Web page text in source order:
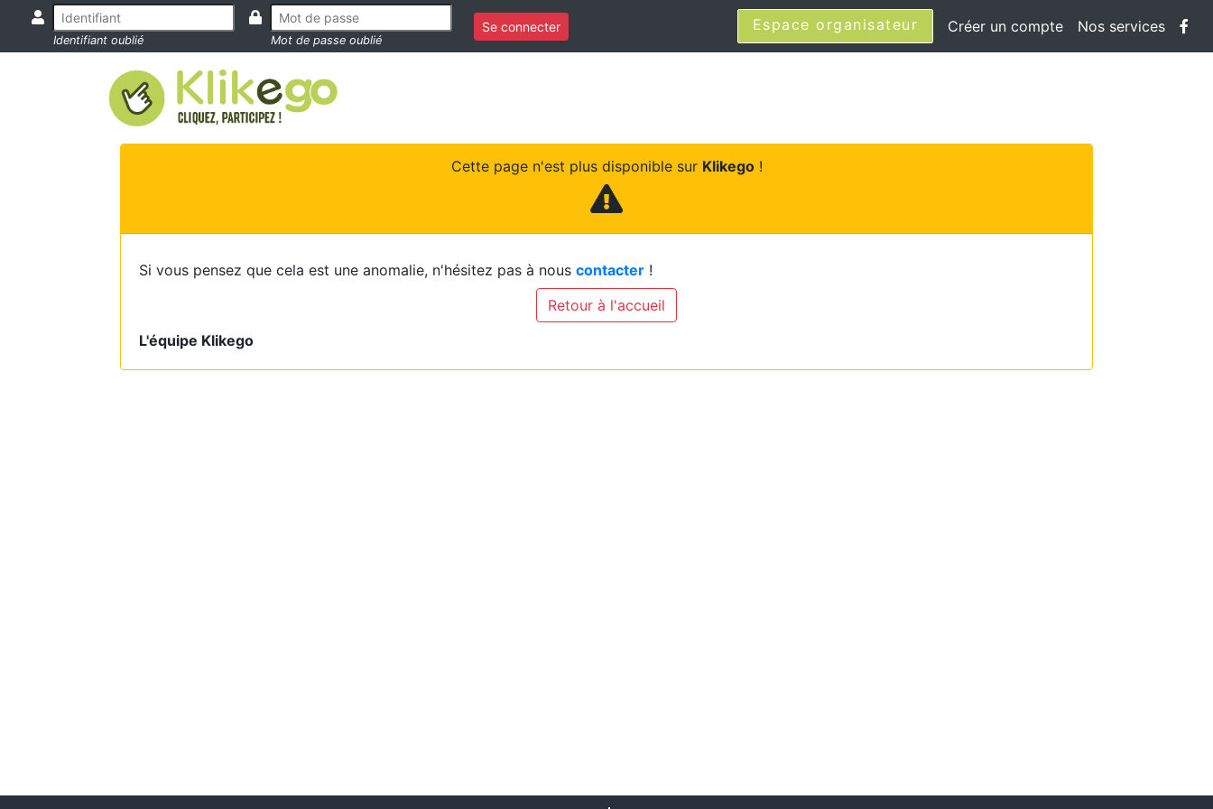
Identifiant oublié Mot de passe oublié
Se connecter Espace organisateur Créer un compte Nos services
Cette page n'est plus disponible sur Klikego!
Si vous pensez que cela est une anomalie, n'hésitez pas à nous contacter !
Retour à l'accueil
L'équipe Klikego